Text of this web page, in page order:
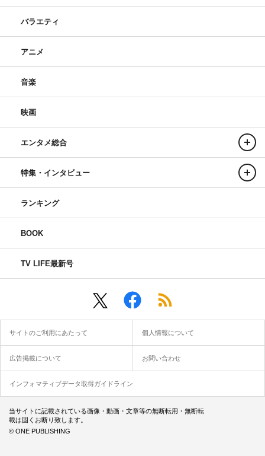
バラエティ
アニメ
音楽
映画
エンタメ総合
特集・インタビュー
ランキング
BOOK
TV LIFE最新号
サイトのご利用にあたって 個人情報について
広告掲載について お問い合わせ
インフォマティブデータ取得ガイドライン
当サイトに記載されている画像・動画・文章等の無断転用・無断転
載は固くお断り致します。
© ONE PUBLISHING